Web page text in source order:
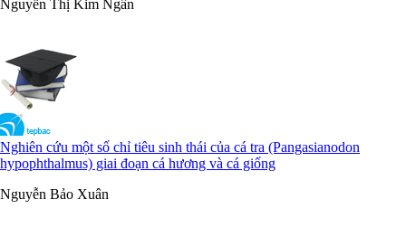
Nguyễn Thị Kim Ngân
Nghiên cứu một số chỉ tiêu sinh thái của cá tra (Pangasianodon
hypophthalmus) giai đoạn cá hương và cá giống
Nguyễn Bảo Xuân